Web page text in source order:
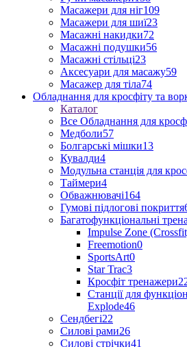
Масажери для ніг109
Масажери для шиї23
Масажні накидки72
Масажні подушки56
Масажні стільці23
Аксесуари для масажу59
Масажер для тіла74
Обладнання для кросфіту та
Каталог
Все Обладнання для
Медболи57
Болгарські мішки13
Кувалди4
Модульна станція для
Таймери4
Обважнювачі164
Гумові підлогові покриття
Багатофункціональні
Impulse Zone
Freemotion0
SportsArt0
Star Trac3
Кросфіт тренажери
Станції для
Explode46
Сендбегі22
Силові рами26
Силові стрічки41